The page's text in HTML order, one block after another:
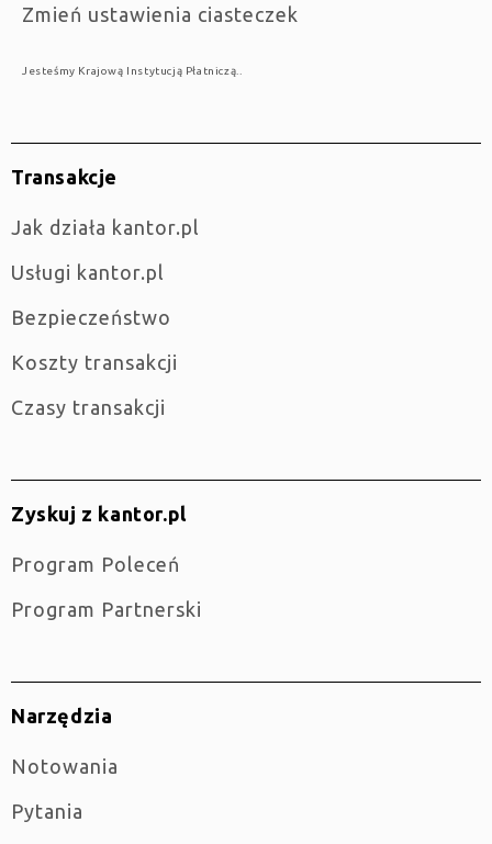
Zmień ustawienia ciasteczek
Jesteśmy Krajową Instytucją Płatniczą..
Transakcje
jak działa kantor.pl
Usługi kantor.pl
Bezpieczeństwo
Koszty transakcji
Czasy transakcji
Zyskuj z kantor.pl
Program Poleceń
Program Partnerski
Narzędzia
Notowania
Pytania